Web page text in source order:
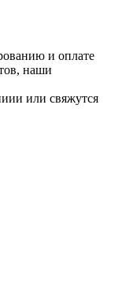
и оплате
наши
или свяжутся